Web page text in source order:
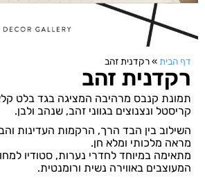
דף הבית »רקדנית זהב
רקדנית זהב
תמונת קנבס מרהיבה המציגה בגד בלט
קריסטל ונצנוצים בגווני זהב, שנהב ולבן.
השילוב בין הבד הרך, הרקמות העדינות
מראה מלכותי ומלא חן.
מתאימה במיוחד לחדרי נערות, סטודיו
המעוצבים באווירה נשית ורומנטית.